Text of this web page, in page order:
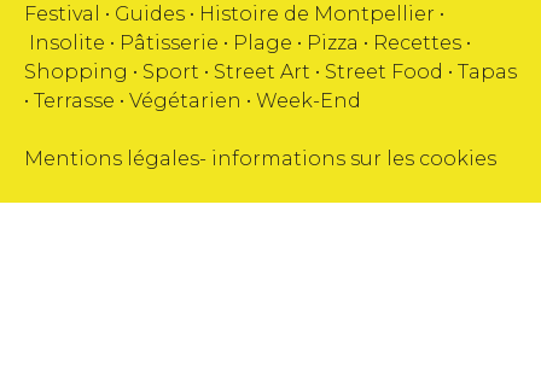
Festival
• Guides • Histoire de Montpellier •
Insolite • Pâtisserie • Plage • Pizza • Recettes •
Shopping • Sport • Street Art • Street Food • Tapas
• Terrasse • Végétarien • Week-End
Mentions légales- informations sur les cookies